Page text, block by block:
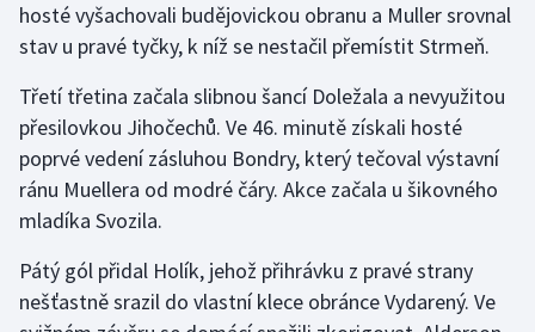
Volejbal
Ostatní
hosté vyšachovali budějovickou obranu a Muller srovnal
stav u pravé tyčky, k níž se nestačil přemístit Strmeň.
Třetí třetina začala slibnou šancí Doležala a nevyužitou
přesilovkou Jihočechů. Ve 46. minutě získali hosté
poprvé vedení zásluhou Bondry, který tečoval výstavní
ránu Muellera od modré čáry. Akce začala u šikovného
mladíka Svozila.
Pátý gól přidal Holík, jehož přihrávku z pravé strany
nešťastně srazil do vlastní klece obránce Vydarený. Ve